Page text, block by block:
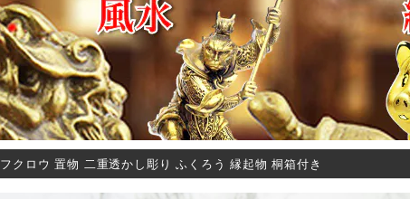
フクロウ 置物 二重透かし彫り ふくろう 縁起物 桐箱付き